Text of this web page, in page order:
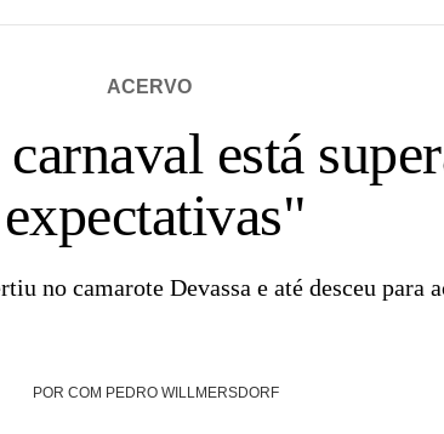
ACERVO
está
expectativas"
no camarote Devassa e até desceu para
POR COM PEDRO WILLMERSDORF